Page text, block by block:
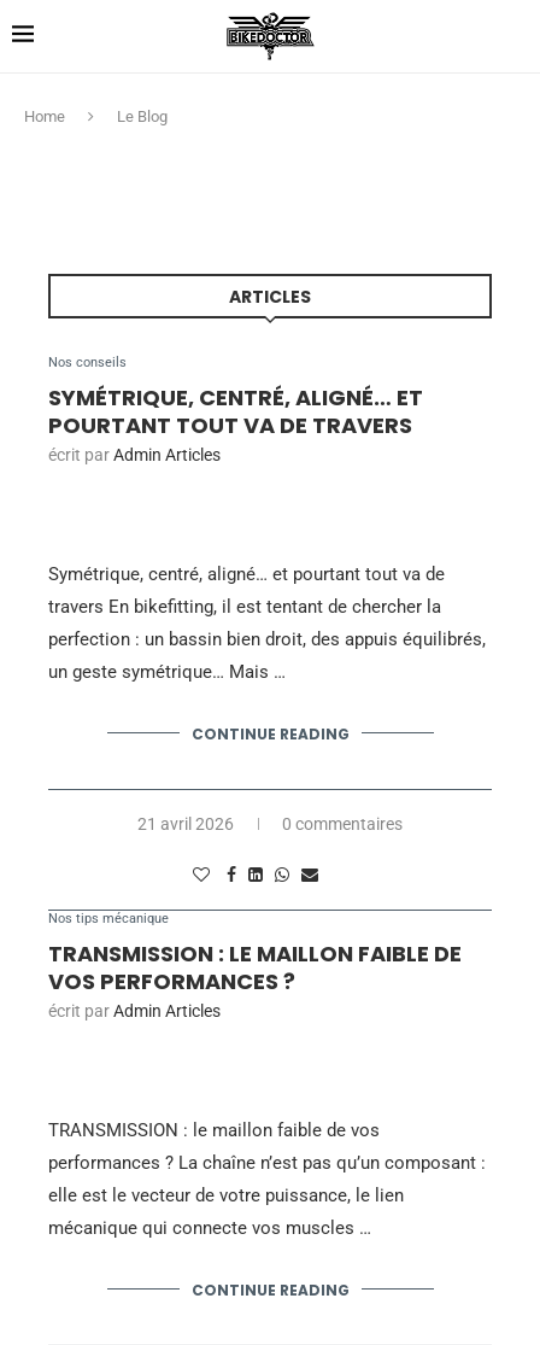
Home Le Blog
ARTICLES
Nos conseils
SYMÉTRIQUE, CENTRÉ, ALIGNÉ… ET
POURTANT TOUT VA DE TRAVERS
écrit parAdmin Articles
Symétrique, centré, aligné… et pourtant tout va de
travers En bikefitting, il est tentant de chercher la
perfection : un bassin bien droit, des appuis équilibrés,
un geste symétrique… Mais …
CONTINUE READING
21 avril 2026 0 commentaires
Nos tips mécanique
TRANSMISSION : LE MAILLON FAIBLE DE
VOS PERFORMANCES ?
écrit parAdmin Articles
TRANSMISSION : le maillon faible de vos
performances ? La chaîne n’est pas qu’un composant :
elle est le vecteur de votre puissance, le lien
mécanique qui connecte vos muscles …
CONTINUE READING